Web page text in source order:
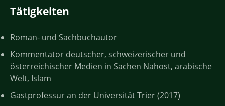
Tätigkeiten
Roman- und Sachbuchautor
Kommentator deutscher, schweizerischer und
österreichischer Medien in Sachen Nahost, arabische
Welt, Islam
Gastprofessur an der Universität Trier (2017)